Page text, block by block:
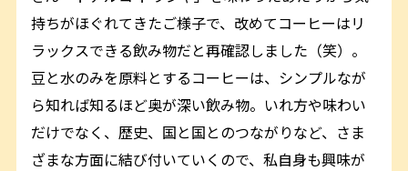
持ちがほぐれてきたご様子で、改めてコーヒーはリ
ラックスできる飲み物だと再確認しました（笑）。
豆と水のみを原料とするコーヒーは、シンプルなが
ら知れば知るほど奥が深い飲み物。いれ方や味わい
だけでなく、歴史、国と国とのつながりなど、さま
ざまな方面に結び付いていくので、私自身も興味が